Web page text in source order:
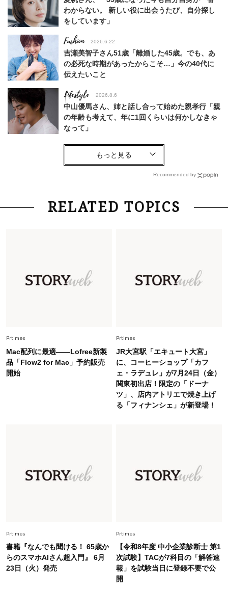
わからない。 新しい役に出会うたび、自分探し
をしています」
Fashion 2026.6.22
吉瀬美智子さん51歳「離婚した45歳。でも、あ
の必死な時期があったからこそ…」今の40代に
伝えたいこと
Lifestyle 2026.8.6
中山優馬さん、姉と話し合って始めた親孝行「親
の年齢も考えて、年に1回くらいは何かしなきゃ
なって」
Lifestyle
「人間、役に立たなきゃ生きてちゃいかんか？」
Fashion 2026.6.12
中村ゆりさん「40代になり、やっと“仕事以外の
ップス×パンツ」コーデ〈3選〉
Fashion 2026.6.26
初夏はこれさえあれば！40代は【淡色ワンピ】
で即涼しげ＆上品見え〈3選〉
Fashion 2026.7.31
【40代のTシャツコーデ】超ビッグサイズ×きれ
毎日忙しい40代が頼れる！無難に見えない【ひ
とくせ黒ワンピ】〈5選〉
Recommended by
RELATED TOPICS
Prtimes
Mac配列に最適――Lofree新製
品「Flow2 for Mac」予約販売
開始
Prtimes
JR大宮駅「エキュート大宮」
に、コーヒーショップ「カフ
ェ・ラデュレ」が7月24日（金）
関東初出店！限定の「ドーナ
ツ」、店内アトリエで焼き上げ
る「フィナンシェ」が新登場！
Prtimes
書籍『なんでも聞ける！ 65歳か
らのスマホAIさん超入門』 6月
23日（火）発売
Prtimes
【令和8年度 中小企業診断士 第1
次試験】TACが7科目の「解答速
報」を試験当日に登録不要で公
開